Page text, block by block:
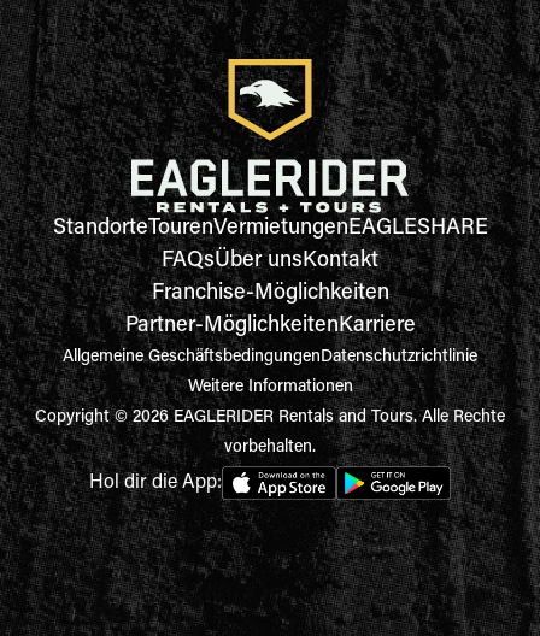
StandorteTourenVermietungenEAGLESHARE
FAQsÜber unsKontakt
Franchise-Möglichkeiten
Partner-MöglichkeitenKarriere
Allgemeine GeschäftsbedingungenDatenschutzrichtlinie
Weitere Informationen
Copyright © 2026 EAGLERIDER Rentals and Tours. Alle Rechte
vorbehalten.
Hol dir die App: